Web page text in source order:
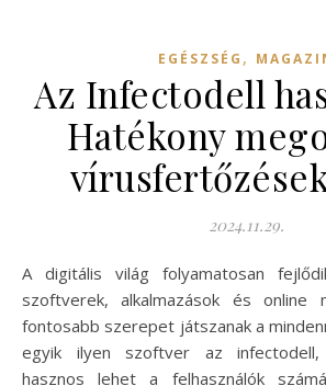
EGÉSZSÉG ,
Az Infectodell
Hatékony
2024.11.29.
A digitális világ folyamatosan fejlődik, és a különféle
szoftverek, alkalmazások és online
fontosabb szerepet játszanak a
egyik ilyen szoftver az infectodell,
hasznos lehet a felhasználók